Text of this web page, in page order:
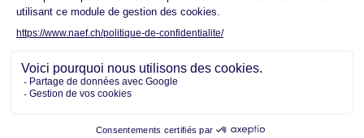
Accès...
votre futur quartier